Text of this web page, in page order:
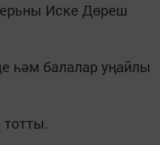
Иске Дөреш
һәм балалар уңайлы